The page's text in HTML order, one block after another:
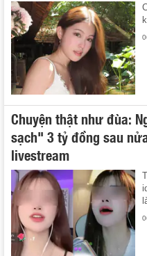
Chuyện thật như đùa:
sạch" 3 tỷ đồng sau
livestream